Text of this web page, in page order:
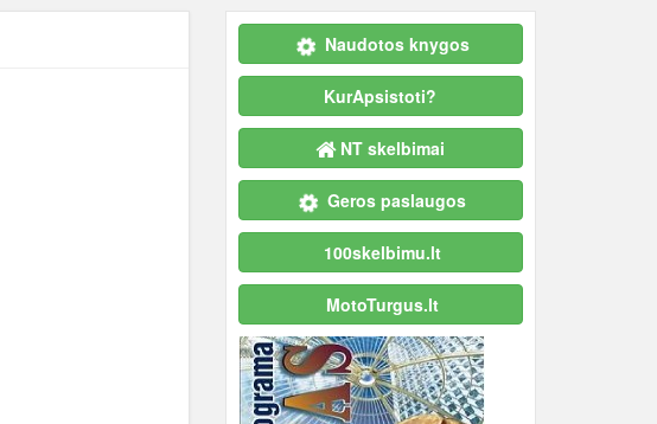
Naudotos knygos
KurApsistoti?
NT skelbimai
Geros paslaugos
100skelbimu.lt
MotoTurgus.lt